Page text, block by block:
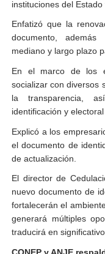
instituciones del
Enfatizó que la
documento,
mediano y largo plazo
En el marco de los
socializar con diversos
la transparencia,
identificación y
Explicó a los
el documento de
de actualización.
El director de
nuevo documento de
fortalecerán el
generará múltiples
traducirá en